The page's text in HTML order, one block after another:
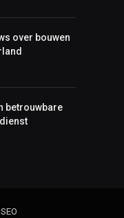
over bouwen
betrouwbare